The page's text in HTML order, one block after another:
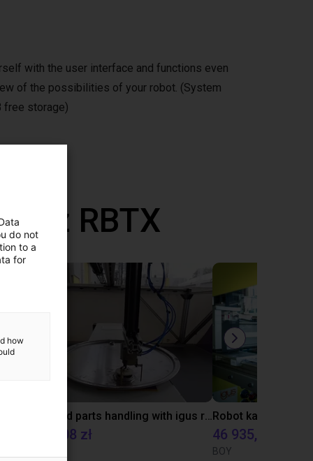
with the user interface and functions even
of the possibilities of your robot. (System
free storage)
z RBTX
Automated parts handling with igus room gantry
66 476,08 zł 46 935,88 zł
BOY
do not
to a
for
how